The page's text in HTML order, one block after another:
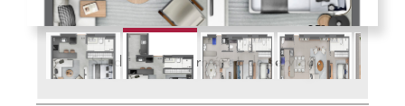
Studio 50m² com área de serviço